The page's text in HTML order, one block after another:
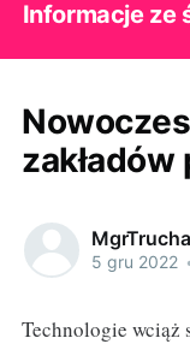
Informacje ze
5 gru 2022
Technologie wciąż